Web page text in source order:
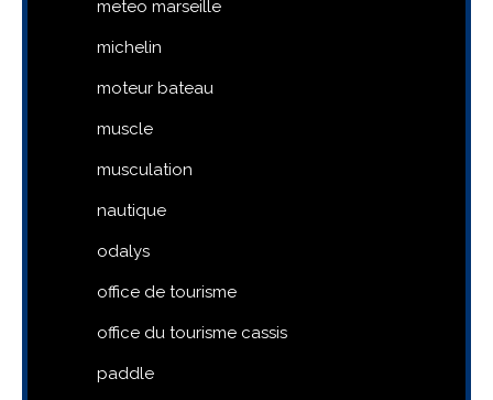
meteo marseille
michelin
moteur bateau
muscle
musculation
nautique
odalys
office de tourisme
office du tourisme cassis
paddle